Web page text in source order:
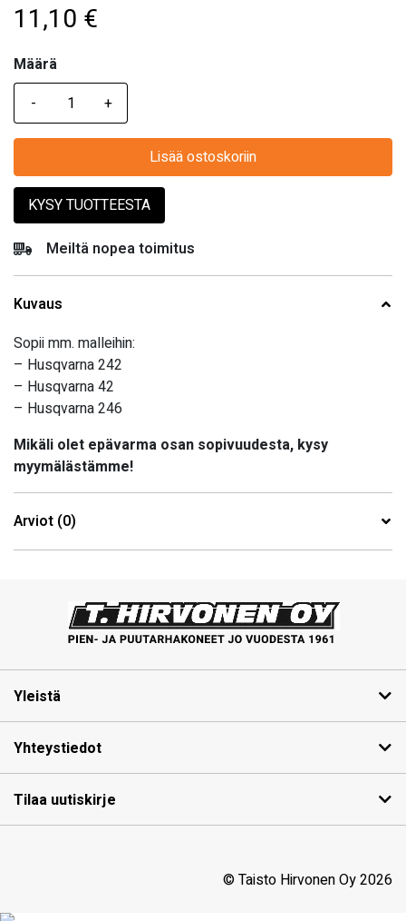
11,10 €
Määrä
Määrä
Lisää ostoskoriin
KYSY TUOTTEESTA
Meiltä nopea toimitus
Kuvaus
Sopii mm. malleihin:
– Husqvarna 242
– Husqvarna 42
– Husqvarna 246
Mikäli olet epävarma osan sopivuudesta, kysy
myymälästämme!
Arviot (0)
Yleistä
Yhteystiedot
Tilaa uutiskirje
© Taisto Hirvonen Oy 2026